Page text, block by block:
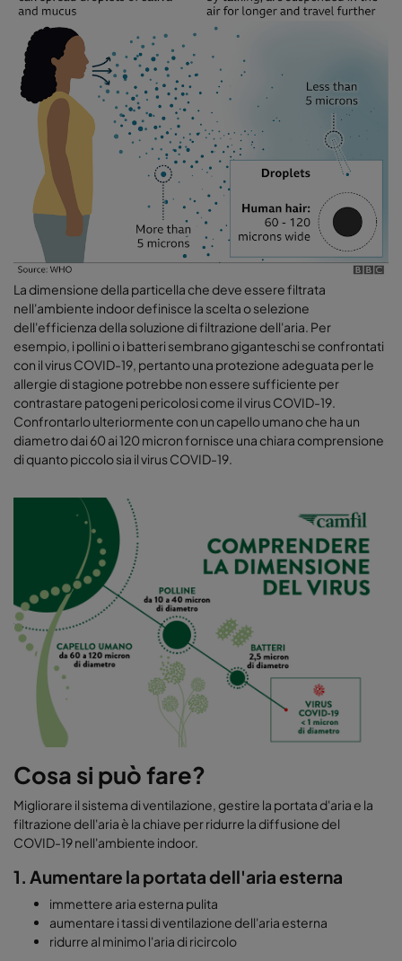
La dimensione della particella che deve essere filtrata
nell'ambiente indoor definisce la scelta o selezione
dell'efficienza della soluzione di filtrazione dell'aria. Per
esempio, i pollini o i batteri sembrano giganteschi se confrontati
con il virus COVID-19, pertanto una protezione adeguata per le
allergie di stagione potrebbe non essere sufficiente per
contrastare patogeni pericolosi come il virus COVID-19.
Confrontarlo ulteriormente con un capello umano che ha un
diametro dai 60 ai 120 micron fornisce una chiara comprensione
di quanto piccolo sia il virus COVID-19.
Cosa si può fare?
Migliorare il sistema di ventilazione, gestire la portata d'aria e la
filtrazione dell'aria è la chiave per ridurre la diffusione del
COVID-19 nell'ambiente indoor.
1. Aumentare la portata dell'aria esterna
immettere aria esterna pulita
aumentare i tassi di ventilazione dell'aria esterna
ridurre al minimo l'aria di ricircolo